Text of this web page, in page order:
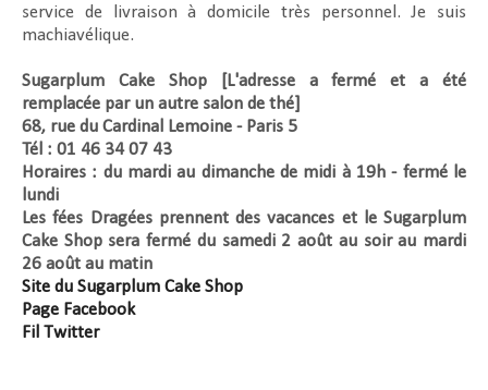
service de livraison à domicile très personnel. Je suis
machiavélique.
Sugarplum Cake Shop [L'adresse a fermé et a été
remplacée par un autre salon de thé]
68, rue du Cardinal Lemoine - Paris 5
Tél : 01 46 34 07 43
Horaires : du mardi au dimanche de midi à 19h - fermé le
lundi
Les fées Dragées prennent des vacances et le Sugarplum
Cake Shop sera fermé du samedi 2 août au soir au mardi
26 août au matin
Site du Sugarplum Cake Shop
Page Facebook
Fil Twitter